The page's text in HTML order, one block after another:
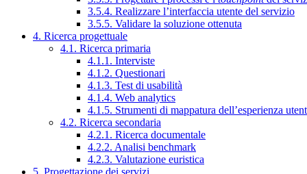
3.5.4. Realizzare l’interfaccia utente del servizio
3.5.5. Validare la soluzione ottenuta
4. Ricerca progettuale
4.1. Ricerca primaria
4.1.1. Interviste
4.1.2. Questionari
4.1.3. Test di usabilità
4.1.4. Web analytics
4.1.5. Strumenti di mappatura dell’esperienza
4.2. Ricerca secondaria
4.2.1. Ricerca documentale
4.2.2. Analisi benchmark
4.2.3. Valutazione euristica
5. Progettazione dei servizi